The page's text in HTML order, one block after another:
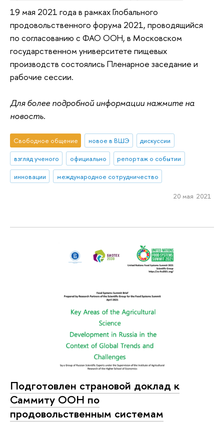
19 мая 2021 года в рамках Глобального
продовольственного форума 2021, проводящийся
по согласованию с ФАО ООН, в Московском
государственном университете пищевых
производств состоялись Пленарное заседание и
рабочие сессии.
Для более подробной информации нажмите на
новость.
Свободное общение новое в ВШЭ
дискуссии
взгляд ученого
официально
репортаж о событии
инновации
международное сотрудничество
20 мая 2021
Подготовлен страновой доклад к
Саммиту ООН по
продовольственным системам